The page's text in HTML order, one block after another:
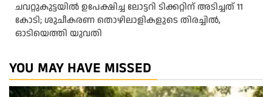
ചവറ്റുകുട്ടയിൽ ഉപേക്ഷിച്ച ലോട്ടറി ടിക്കറ്റിന് അടിച്ചത് 11
കോടി; ശുചീകരണ തൊഴിലാളികളുടെ തിരച്ചിൽ,
ഓടിയെത്തി യുവതി
YOU MAY HAVE MISSED